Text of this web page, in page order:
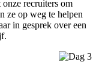
onze recruiters om
ze op weg te helpen
in gesprek over een